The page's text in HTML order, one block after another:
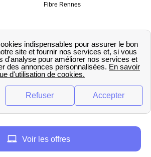
Fibre Rennes
Mentions légales
Traitement des avis
optique-eligibilite.fr 2026 – Tous
Voir les offres